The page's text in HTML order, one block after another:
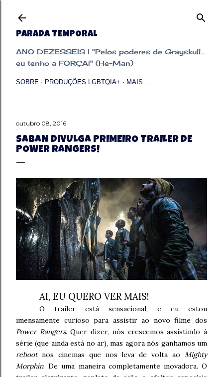
PARADA TEMPORAL
ANO DEZESSEIS | "Pelos poderes de Grayskull...
eu tenho a FORÇA!" (He-Man)
SOBRE PRODUÇÕES LGBTQIA+ MAIS…
outubro 08, 2016
SABAN DIVULGA PRIMEIRO TRAILER DE
POWER RANGERS!
AI, EU QUERO VER MAIS!
O trailer está sensacional, e eu estou
imensamente curioso para assistir ao novo filme dos
Power Rangers. Quer dizer, nós crescemos assistindo à
série (que ainda está no ar), mas agora nós ganhamos um
rebootnos cinemas que nos leva de volta ao Mighty
Morphin. De uma maneira completamente inovadora. O